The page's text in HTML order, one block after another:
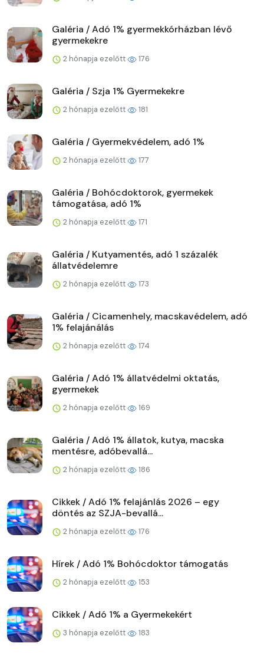
Galéria / Adó 1% gyermekkórházban lévő
gyermekekre
2 hónapja ezelőtt 176
Galéria / Szja 1% Gyermekekre
2 hónapja ezelőtt 181
Galéria / Gyermekvédelem, adó 1%
2 hónapja ezelőtt 177
Galéria / Bohócdoktorok, gyermekek
támogatása, adó 1%
2 hónapja ezelőtt 171
Galéria / Kutyamentés, adó 1 százalék
állatvédelemre
2 hónapja ezelőtt 173
Galéria / Cicamenhely, macskavédelem, adó
1% felajánálás
2 hónapja ezelőtt 174
Galéria / Adó 1% állatvédelmi oktatás,
gyermekek
2 hónapja ezelőtt 169
Galéria / Adó 1% állatok, kutya, macska
mentésre, adóbevallá...
2 hónapja ezelőtt 186
Cikkek / Adó 1% felajánlás 2026 – egy
döntés az SZJA-bevallá...
2 hónapja ezelőtt 176
Hírek / Adó 1% Bohócdoktor támogatás
2 hónapja ezelőtt 153
Cikkek / Adó 1% a Gyermekekért
3 hónapja ezelőtt 183